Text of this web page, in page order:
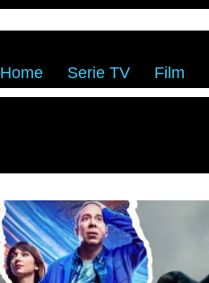
Home Serie TV Film